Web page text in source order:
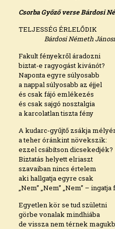
Csorba Győző verse Bárdosi
TELJESSÉG ÉRLELŐDIK
Bárdosi Németh
Fakult fényekről áradozni
biztat-e ragyogást kivánót?
Naponta egyre súlyosabb
a nappal súlyosabb az éjjel
és csak fájó emlékezés
és csak sajgó nosztalgia
a karcolatlan tiszta fény
A kudarc-gyűjtő zsákja
a teher óránkint növekszik:
ezzel csábítson dicsekedjék?
Biztatás helyett elriaszt
szavaiban nincs értelem
aki hallgatja egyre csak
„Nem” „Nem” „Nem” – ingatja
Egyetlen kör se tud születni
görbe vonalak mindhiába
de vissza nem térnek